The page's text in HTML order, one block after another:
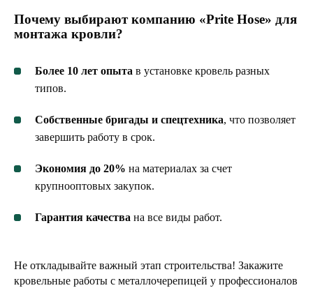
Почему выбирают компанию «Prite Hose» для
монтажа кровли?
Более 10 лет опыта в установке кровель разных
типов.
Собственные бригады и спецтехника, что позволяет
завершить работу в срок.
Экономия до 20% на материалах за счет
крупнооптовых закупок.
Гарантия качества на все виды работ.
Не откладывайте важный этап строительства! Закажите
кровельные работы с металлочерепицей у профессионалов